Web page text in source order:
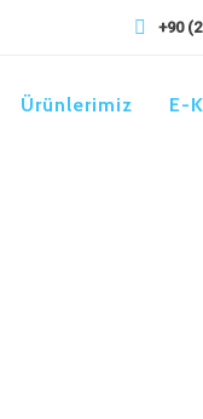
+90
Ürünlerimiz E-